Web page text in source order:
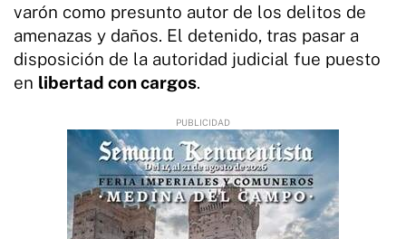
varón como presunto autor de los delitos de
amenazas y daños. El detenido, tras pasar a
disposición de la autoridad judicial fue puesto
en libertad con cargos.